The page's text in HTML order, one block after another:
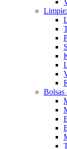
Bolsas